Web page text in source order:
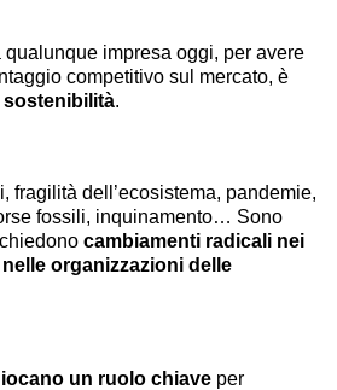
qualunque impresa oggi, per avere
competitivo sul mercato, è
sostenibilità.
fragilità dell’ecosistema, pandemie,
fossili, inquinamento… Sono
cambiamenti radicali nei
organizzazioni delle
un ruolo chiave per